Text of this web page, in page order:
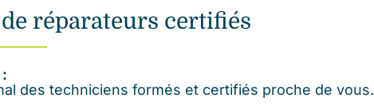
réparateurs certifiés
des techniciens formés et certifiés proche de vous.